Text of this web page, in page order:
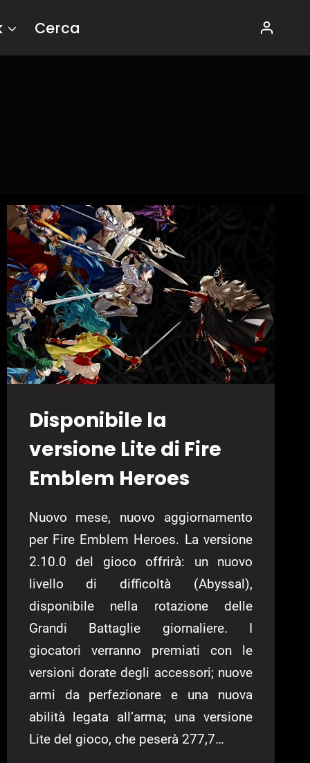
Cerca
Disponibile la
versione Lite di Fire
Emblem Heroes
Nuovo mese, nuovo aggiornamento
per Fire Emblem Heroes. La versione
2.10.0 del gioco offrirà: un nuovo
livello di difficoltà (Abyssal),
disponibile nella rotazione delle
Grandi Battaglie giornaliere. I
giocatori verranno premiati con le
versioni dorate degli accessori; nuove
armi da perfezionare e una nuova
abilità legata all’arma; una versione
Lite del gioco, che peserà 277,7…